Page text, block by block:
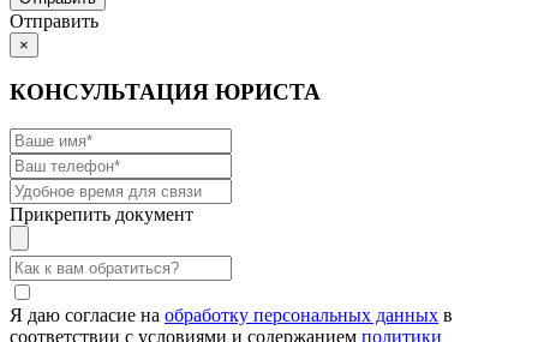
Отправить
×
КОНСУЛЬТАЦИЯ ЮРИСТА
Прикрепить документ
Я даю согласие на обработку персональных данных в
соответствии с условиями и содержанием политики